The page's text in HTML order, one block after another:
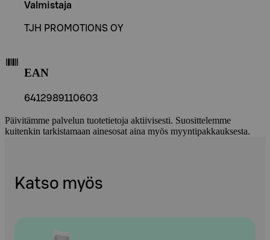
Valmistaja
TJH PROMOTIONS OY
EAN
6412989110603
Päivitämme palvelun tuotetietoja aktiivisesti. Suosittelemme
kuitenkin tarkistamaan ainesosat aina myös myyntipakkauksesta.
Katso myös